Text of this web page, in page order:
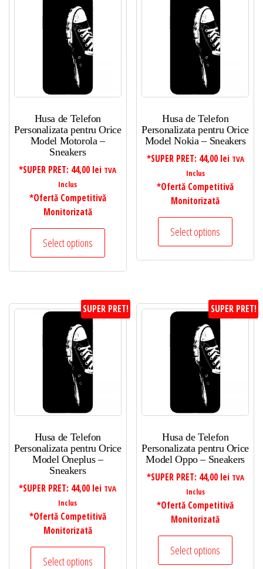
Husa de Telefon
Personalizata pentru Orice
Model Motorola –
Sneakers
*SUPER PRET: 44,00 lei TVA
Inclus
*Ofertă Competitivă
Monitorizată
Select options
Husa de Telefon
Personalizata pentru Orice
Model Nokia – Sneakers
*SUPER PRET: 44,00 lei TVA
Inclus
*Ofertă Competitivă
Monitorizată
Select options
SUPER PRET!
Husa de Telefon
Personalizata pentru Orice
Model Oneplus –
Sneakers
*SUPER PRET: 44,00 lei TVA
Inclus
*Ofertă Competitivă
Monitorizată
Select options
SUPER PRET!
Husa de Telefon
Personalizata pentru Orice
Model Oppo – Sneakers
*SUPER PRET: 44,00 lei TVA
Inclus
*Ofertă Competitivă
Monitorizată
Select options